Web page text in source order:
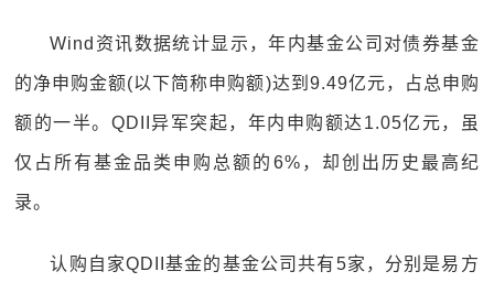
Wind资讯数据统计显示，年内基金公司对债券基金
的净申购金额(以下简称申购额)达到9.49亿元，占总申购
额的一半。QDII异军突起，年内申购额达1.05亿元，虽
仅占所有基金品类申购总额的6%，却创出历史最高纪
录。
认购自家QDII基金的基金公司共有5家，分别是易方